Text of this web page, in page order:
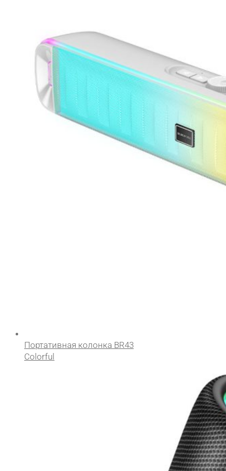
Портативная колонка BR43
Colorful